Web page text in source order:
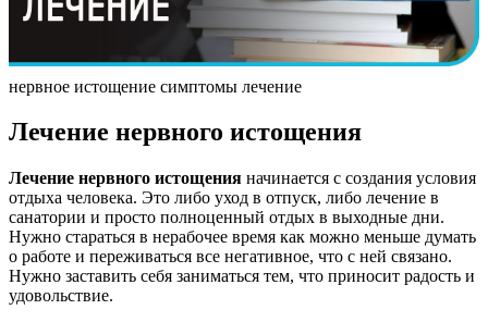
нервное истощение симптомы лечение
Лечение нервного истощения
Лечение нервного истощения начинается с создания условия
отдыха человека. Это либо уход в отпуск, либо лечение в
санатории и просто полноценный отдых в выходные дни.
Нужно стараться в нерабочее время как можно меньше думать
о работе и переживаться все негативное, что с ней связано.
Нужно заставить себя заниматься тем, что приносит радость и
удовольствие.